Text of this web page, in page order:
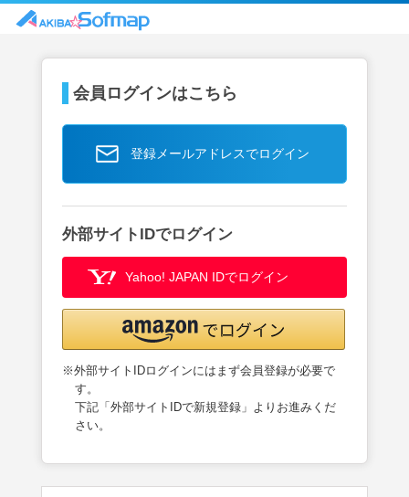
会員ログインはこちら
登録メールアドレスでログイン
外部サイトIDでログイン
Yahoo! JAPAN IDでログイン
※外部サイトIDログインにはまず会員登録が必要で
す。
下記「外部サイトIDで新規登録」よりお進みくだ
さい。